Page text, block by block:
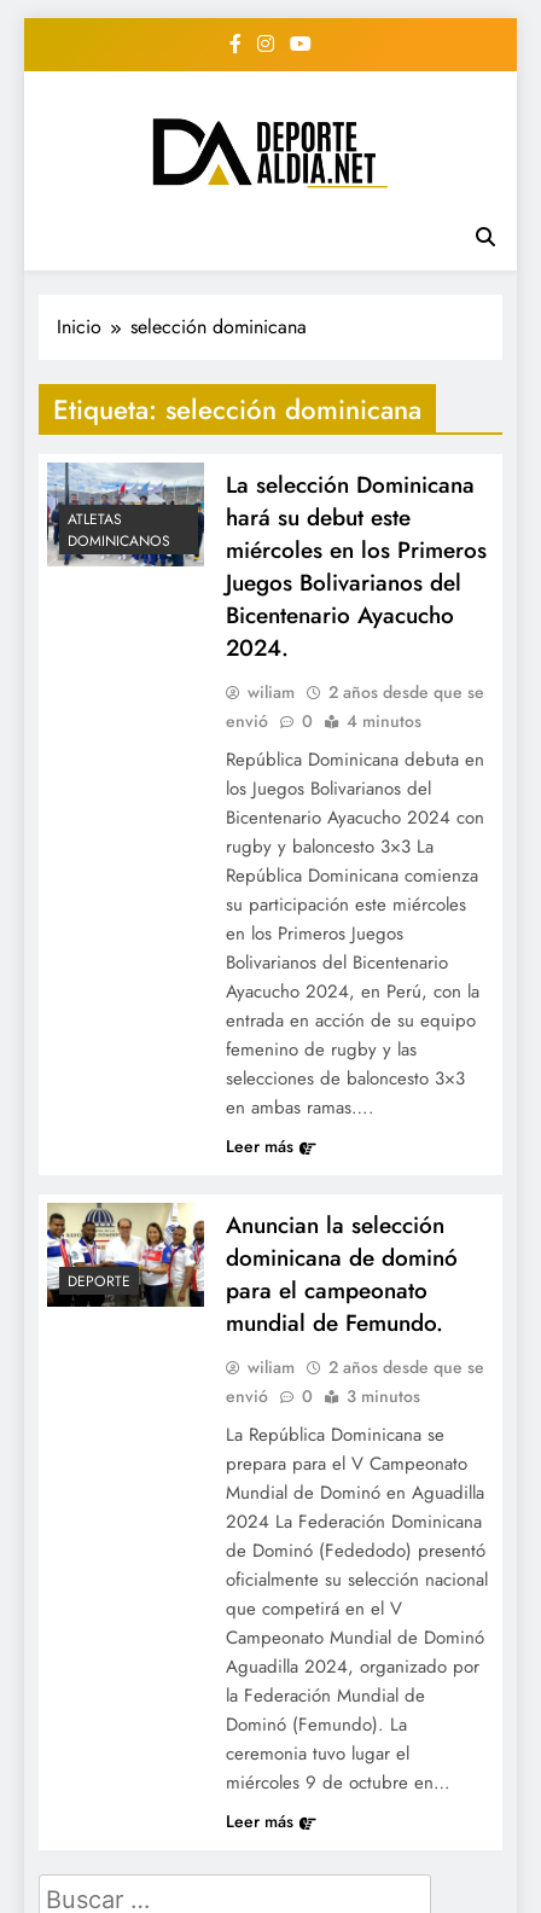
• DEPORTE AL DIA •
"Periodico Deportivo
Digital"
#deportealdiard #deportealdiaperiodico
Inicio selección dominicana
Etiqueta: selección dominicana
ATLETAS
DOMINICANOS
La selección Dominicana
hará su debut este
miércoles en los Primeros
Juegos Bolivarianos del
Bicentenario Ayacucho
2024.
wiliam
2 años desde que se
envió
0 4 minutos
República Dominicana debuta en
los Juegos Bolivarianos del
Bicentenario Ayacucho 2024 con
rugby y baloncesto 3×3 La
República Dominicana comienza
su participación este miércoles
en los Primeros Juegos
Bolivarianos del Bicentenario
Ayacucho 2024, en Perú, con la
entrada en acción de su equipo
femenino de rugby y las
selecciones de baloncesto 3×3
en ambas ramas….
Leer más
DEPORTE
Anuncian la selección
dominicana de dominó
para el campeonato
mundial de Femundo.
wiliam
2 años desde que se
envió
0 3 minutos
La República Dominicana se
prepara para el V Campeonato
Mundial de Dominó en Aguadilla
2024 La Federación Dominicana
de Dominó (Fededodo) presentó
oficialmente su selección nacional
que competirá en el V
Campeonato Mundial de Dominó
Aguadilla 2024, organizado por
la Federación Mundial de
Dominó (Femundo). La
ceremonia tuvo lugar el
miércoles 9 de octubre en…
Leer más
Buscar: